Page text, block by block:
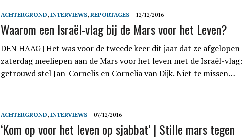
ACHTERGROND, INTERVIEWS, REPORTAGES 12/12/2016
Waarom een Israël-vlag bij de Mars voor het Leven?
DEN HAAG | Het was voor de tweede keer dit jaar dat ze afgelopen
zaterdag meeliepen aan de Mars voor het leven met de Israël-vlag:
getrouwd stel Jan-Cornelis en Cornelia van Dijk. Niet te missen…
ACHTERGROND, INTERVIEWS 07/12/2016
‘Kom op voor het leven op sjabbat’ | Stille mars tegen